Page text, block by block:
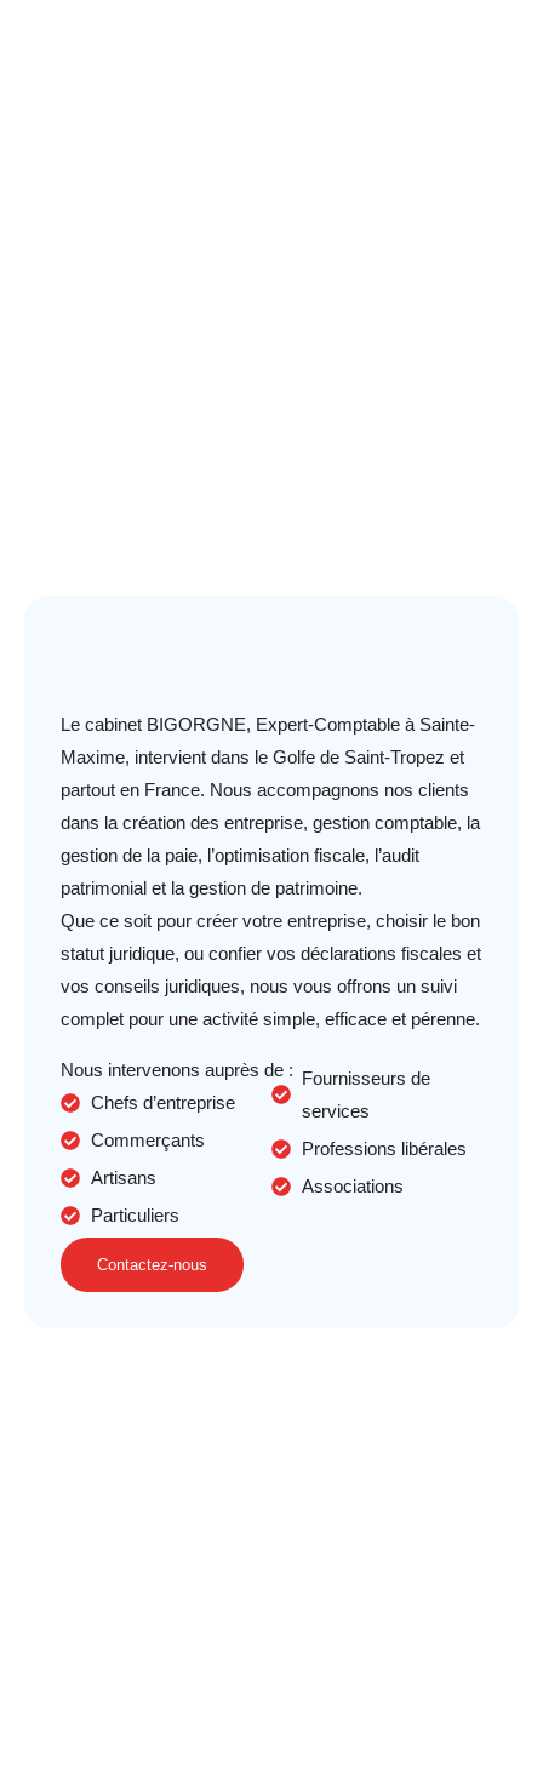
Le cabinet BIGORGNE, Expert-Comptable à Sainte-
Maxime, intervient dans le Golfe de Saint-Tropez et
partout en France. Nous accompagnons nos clients
dans la création des entreprise, gestion comptable, la
gestion de la paie, l’optimisation fiscale, l’audit
patrimonial et la gestion de patrimoine.
Que ce soit pour créer votre entreprise, choisir le bon
statut juridique, ou confier vos déclarations fiscales et
vos conseils juridiques, nous vous offrons un suivi
complet pour une activité simple, efficace et pérenne.
Nous intervenons auprès de :
Chefs d’entreprise
Commerçants
Artisans
Particuliers
Fournisseurs de
services
Professions libérales
Associations
Contactez-nous